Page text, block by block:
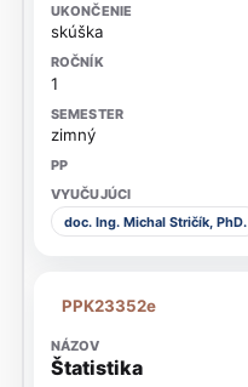
skúška
1
zimný
doc. Ing. Michal Stričík, PhD.
PPK23352e
Štatistika